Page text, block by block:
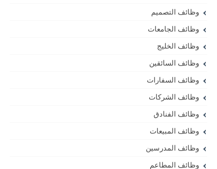
وظائف التصميم
وظائف الجامعات
وظائف الخليج
وظائف السائقين
وظائف السفارات
وظائف الشركات
وظائف الفنادق
وظائف المبيعات
وظائف المدرسين
وظائف المطاعم